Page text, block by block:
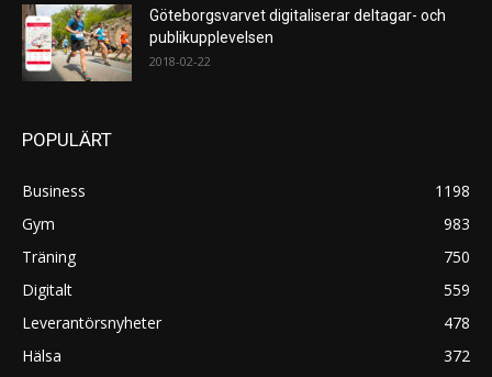
Göteborgsvarvet digitaliserar deltagar- och
publikupplevelsen
2018-02-22
POPULÄRT
Business
1198
Gym
983
Träning
750
Digitalt
559
Leverantörsnyheter
478
Hälsa
372